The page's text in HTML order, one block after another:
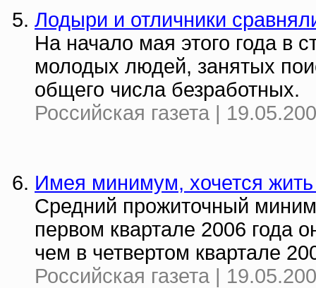
Лодыри и отличники
На начало мая этого года в
молодых людей, занятых
общего числа безработных.
Российская газета |
Имея минимум, хочется
Средний прожиточный
первом квартале 2006 года
чем в четвертом квартале
Российская газета |